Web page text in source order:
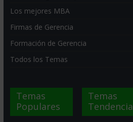
Los mejores MBA
Firmas de Gerencia
Formación de Gerencia
Todos los Temas
Temas
Populares
Temas
Tendencia